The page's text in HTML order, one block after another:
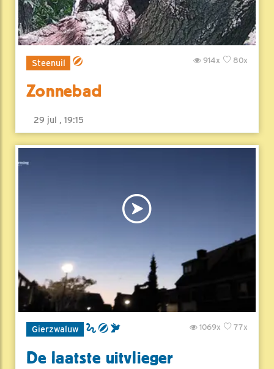
Steenuil 80x
914x
Zonnebad
29 jul , 19:15
Gierzwaluw 77x
1069x
De laatste uitvlieger